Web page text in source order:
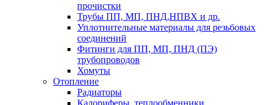
прочистки
Трубы ПП, МП, ПНД,НПВХ и др.
Уплотнительные материалы для резьбовых
соединений
Фитинги для ПП, МП, ПНД (ПЭ)
трубопроводов
Хомуты
Отопление
Радиаторы
Калориферы, теплообменники,